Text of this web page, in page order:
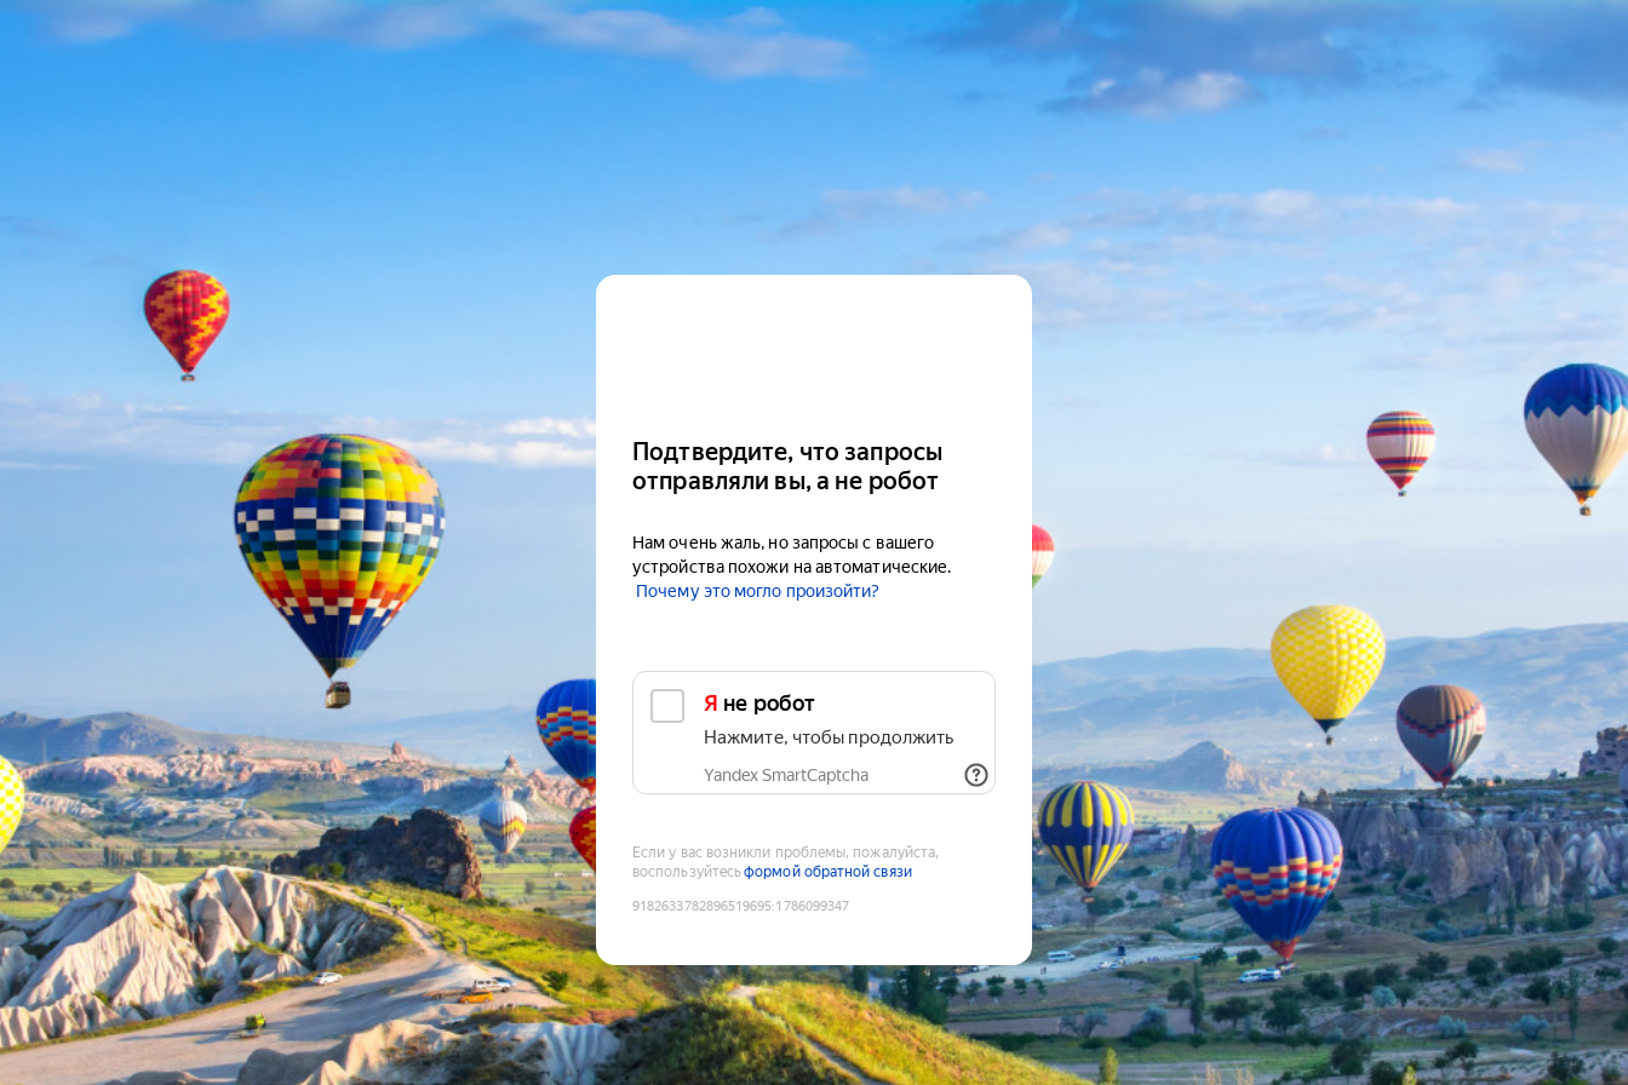
Подтвердите, что запросы
отправляли вы, а не робот
Нам очень жаль, но запросы с вашего
устройства похожи на автоматические.
Почему это могло произойти?
Я не робот
Нажмите, чтобы продолжить
Yandex SmartCaptcha
Если у вас возникли проблемы, пожалуйста,
воспользуйтесьформой обратной связи
9182633782896519695:1786099347